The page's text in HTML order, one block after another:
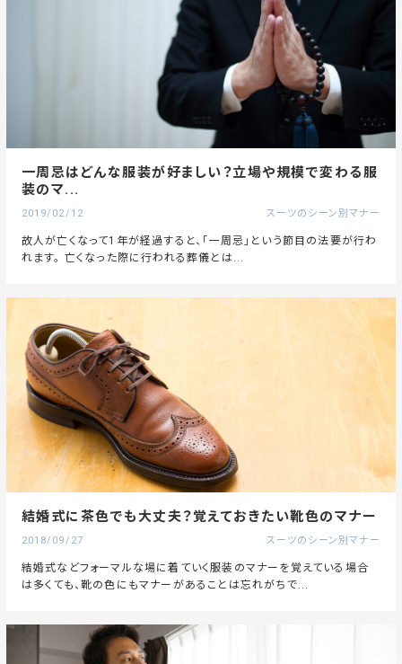
一周忌はどんな服装が好ましい？立場や規模で変わる服
装のマ...
2019/02/12 スーツのシーン別マナー
故人が亡くなって1年が経過すると、「一周忌」という節目の法要が行わ
れます。 亡くなった際に行われる葬儀とは...
結婚式に茶色でも大丈夫？覚えておきたい靴色のマナー
2018/09/27 スーツのシーン別マナー
結婚式などフォーマルな場に着ていく服装のマナーを覚えている場合
は多くても、靴の色にもマナーがあることは忘れがちで...